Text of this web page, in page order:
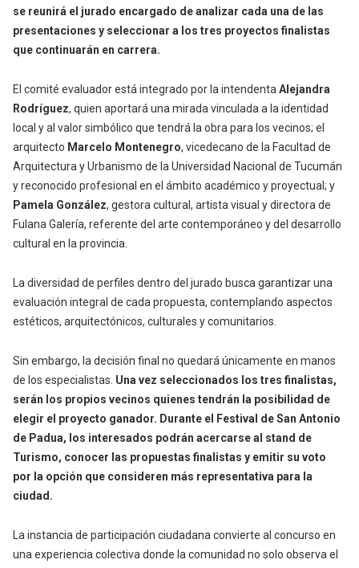
se reunirá el jurado encargado de analizar cada una de las
presentaciones y seleccionar a los tres proyectos finalistas
que continuarán en carrera.
El comité evaluador está integrado por la intendentaAlejandra
Rodríguez, quien aportará una mirada vinculada a la identidad
local y al valor simbólico que tendrá la obra para los vecinos; el
arquitecto Marcelo Montenegro, vicedecano de la Facultad de
Arquitectura y Urbanismo de la Universidad Nacional de Tucumán
y reconocido profesional en el ámbito académico y proyectual; y
Pamela González, gestora cultural, artista visual y directora de
Fulana Galería, referente del arte contemporáneo y del desarrollo
cultural en la provincia.
La diversidad de perfiles dentro del jurado busca garantizar una
evaluación integral de cada propuesta, contemplando aspectos
estéticos, arquitectónicos, culturales y comunitarios.
Sin embargo, la decisión final no quedará únicamente en manos
de los especialistas. Una vez seleccionados los tres finalistas,
serán los propios vecinos quienes tendrán la posibilidad de
elegir el proyecto ganador. Durante el Festival de San Antonio
de Padua, los interesados podrán acercarse al stand de
Turismo, conocer las propuestas finalistas y emitir su voto
por la opción que consideren más representativa para la
ciudad.
La instancia de participación ciudadana convierte al concurso en
una experiencia colectiva donde la comunidad no solo observa el